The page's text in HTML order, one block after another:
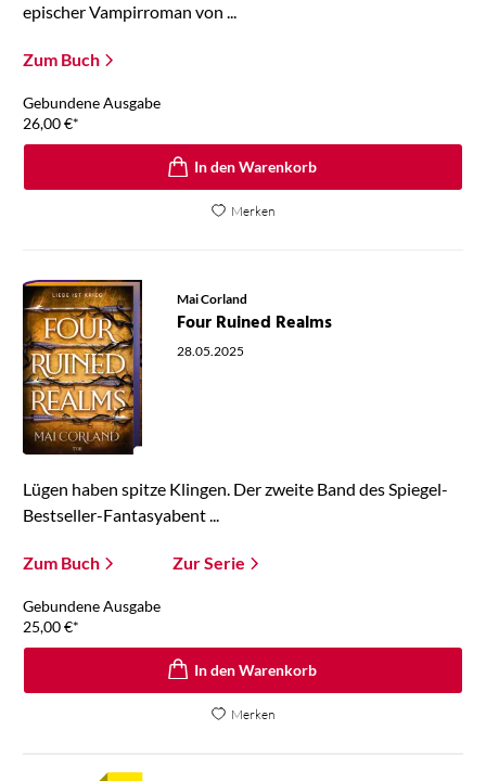
epischer Vampirroman von ...
Zum Buch
Gebundene Ausgabe
26,00€*
In den Warenkorb
Merken
Mai Corland
Four Ruined Realms
28.05.2025
Lügen haben spitze Klingen. Der zweite Band des Spiegel-
Bestseller-Fantasyabent ...
Zum Buch Zur Serie
Gebundene Ausgabe
25,00€*
In den Warenkorb
Merken